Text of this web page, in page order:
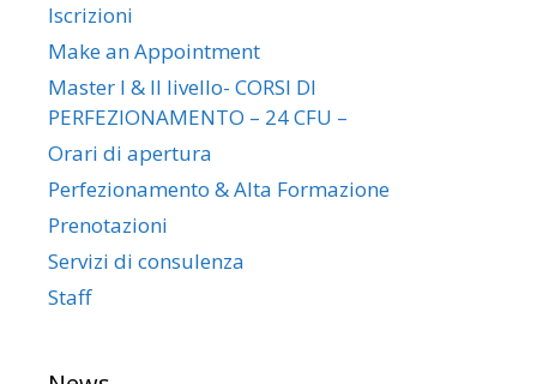
Iscrizioni
Make an Appointment
Master I & II livello- CORSI DI
PERFEZIONAMENTO – 24 CFU –
Orari di apertura
Perfezionamento & Alta Formazione
Prenotazioni
Servizi di consulenza
Staff